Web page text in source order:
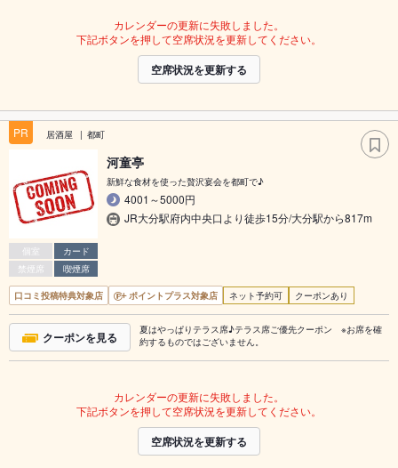
カレンダーの更新に失敗しました。
下記ボタンを押して空席状況を更新してください。
空席状況を更新する
PR 居酒屋 都町
個室
カード
禁煙席
喫煙席
河童亭
新鮮な食材を使った贅沢宴会を都町で♪
4001～5000円
JR大分駅府内中央口より徒歩15分/大分駅から817m
口コミ投稿特典対象店 ポイントプラス対象店 ネット予約可 クーポンあり
クーポンを見る
夏はやっぱりテラス席♪テラス席ご優先クーポン ※お席を確
約するものではございません。
カレンダーの更新に失敗しました。
下記ボタンを押して空席状況を更新してください。
空席状況を更新する